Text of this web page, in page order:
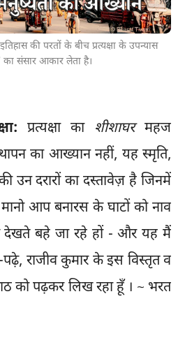
की परतों के बीच प्रत्यक्षा के उपन्यास
का संसार आकार लेता है।
प्रत्यक्षा का शीशाघरमहज
का आख्यान नहीं, यह स्मृति,
उन दरारों का दस्तावेज़ है जिनमें
आप बनारस के घाटों को नाव
बहे जा रहे हों - और यह मैं
राजीव कुमार के इस विस्तृत व
को पढ़कर लिख रहा हूँ । ~ भरत